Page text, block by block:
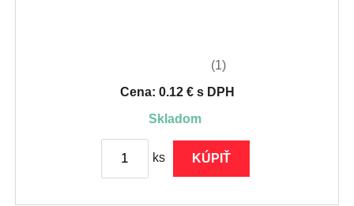
(1)
Cena: 0.12 € s DPH
skladom
ks KÚPIŤ